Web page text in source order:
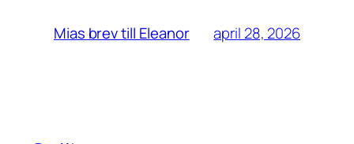
Mias brev till Eleanor april 28, 2026